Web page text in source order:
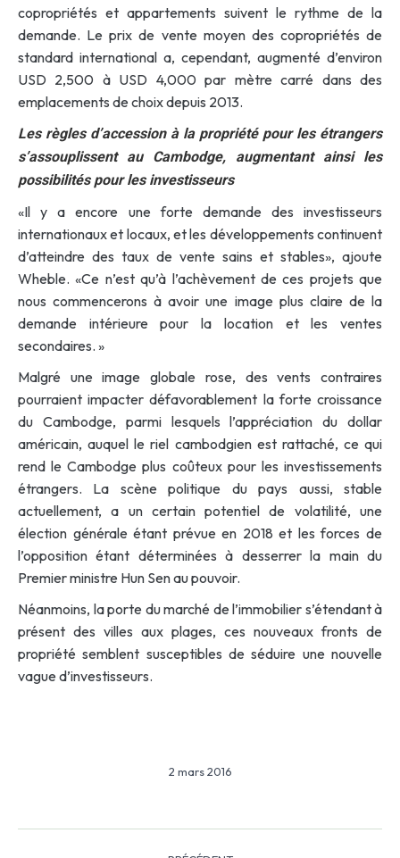
copropriétés et appartements suivent le rythme de la
demande. Le prix de vente moyen des copropriétés de
standard international a, cependant, augmenté d’environ
USD 2,500 à USD 4,000 par mètre carré dans des
emplacements de choix depuis 2013.
Les règles d’accession à la propriété pour les étrangers
s’assouplissent au Cambodge, augmentant ainsi les
possibilités pour les investisseurs
«Il y a encore une forte demande des investisseurs
internationaux et locaux, et les développements continuent
d’atteindre des taux de vente sains et stables», ajoute
Wheble. «Ce n’est qu’à l’achèvement de ces projets que
nous commencerons à avoir une image plus claire de la
demande intérieure pour la location et les ventes
secondaires. »
Malgré une image globale rose, des vents contraires
pourraient impacter défavorablement la forte croissance
du Cambodge, parmi lesquels l’appréciation du dollar
américain, auquel le riel cambodgien est rattaché, ce qui
rend le Cambodge plus coûteux pour les investissements
étrangers. La scène politique du pays aussi, stable
actuellement, a un certain potentiel de volatilité, une
élection générale étant prévue en 2018 et les forces de
l’opposition étant déterminées à desserrer la main du
Premier ministre Hun Sen au pouvoir.
Néanmoins, la porte du marché de l’immobilier s’étendant à
présent des villes aux plages, ces nouveaux fronts de
propriété semblent susceptibles de séduire une nouvelle
vague d’investisseurs.
2 mars 2016